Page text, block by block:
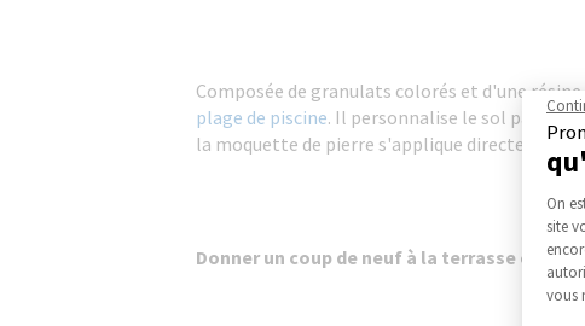
Composée de granulats colorés et d'une
plage de piscine. Il personnalise le sol par sa
la moquette de pierre s'applique directement
Donner un coup de neuf à la terrasse en
On
site
vous